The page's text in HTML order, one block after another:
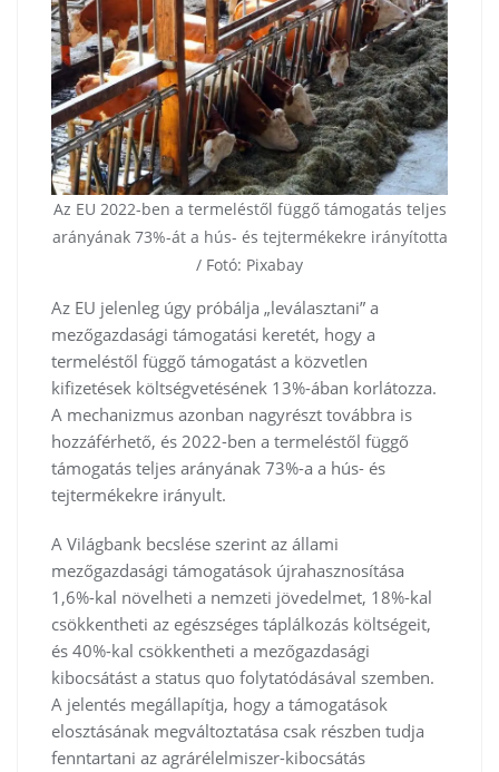
Az EU 2022-ben a termeléstől függő támogatás teljes
arányának 73%-át a hús- és tejtermékekre irányította
/ Fotó: Pixabay
Az EU jelenleg úgy próbálja „leválasztani” a
mezőgazdasági támogatási keretét, hogy a
termeléstől függő támogatást a közvetlen
kifizetések költségvetésének 13%-ában korlátozza.
A mechanizmus azonban nagyrészt továbbra is
hozzáférhető, és 2022-ben a termeléstől függő
támogatás teljes arányának 73%-a a hús- és
tejtermékekre irányult.
A Világbank becslése szerint az állami
mezőgazdasági támogatások újrahasznosítása
1,6%-kal növelheti a nemzeti jövedelmet, 18%-kal
csökkentheti az egészséges táplálkozás költségeit,
és 40%-kal csökkentheti a mezőgazdasági
kibocsátást a status quo folytatódásával szemben.
A jelentés megállapítja, hogy a támogatások
elosztásának megváltoztatása csak részben tudja
fenntartani az agrárélelmiszer-kibocsátás